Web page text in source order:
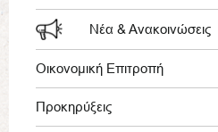
Νέα & Ανακοινώσεις
Οικονομική Επιτροπή
Προκηρύξεις